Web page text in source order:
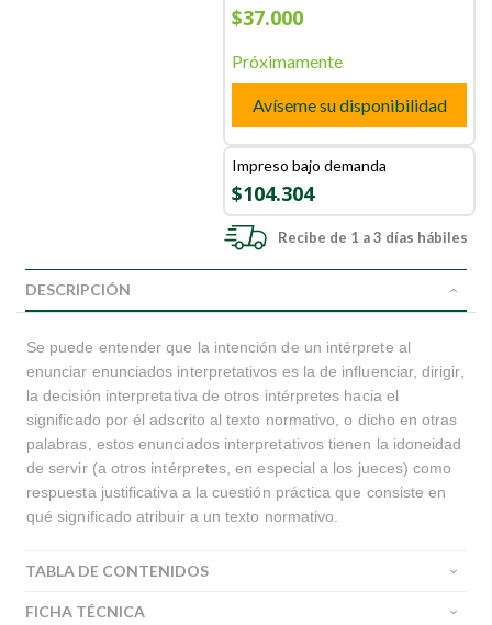
$37.000
Próximamente
Avíseme su disponibilidad
Impreso bajo demanda
$104.304
Recibe de 1 a 3 días hábiles
DESCRIPCIÓN
Se puede entender que la intención de un intérprete al
enunciar enunciados interpretativos es la de influenciar, dirigir,
la decisión interpretativa de otros intérpretes hacia el
significado por él adscrito al texto normativo, o dicho en otras
palabras, estos enunciados interpretativos tienen la idoneidad
de servir (a otros intérpretes, en especial a los jueces) como
respuesta justificativa a la cuestión práctica que consiste en
qué significado atribuir a un texto normativo.
TABLA DE CONTENIDOS
FICHA TÉCNICA